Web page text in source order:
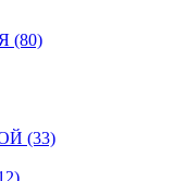
(80)
(33)